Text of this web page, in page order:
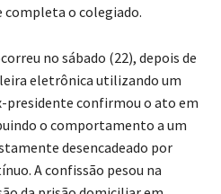
completa o colegiado.
no sábado (22), depois de
eletrônica utilizando um
presidente confirmou o ato em
o comportamento a um
desencadeado por
A confissão pesou na